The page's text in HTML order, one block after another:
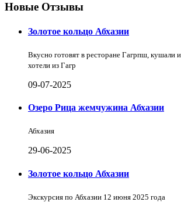
Новые Отзывы
Золотое кольцо Абхазии
Вкусно готовят в ресторане Гагрпш, кушали
хотели из Гагр
09-07-2025
Озеро Рица жемчужина Абхазии
Абхазия
29-06-2025
Золотое кольцо Абхазии
Экскурсия по Абхазии 12 июня 2025 года